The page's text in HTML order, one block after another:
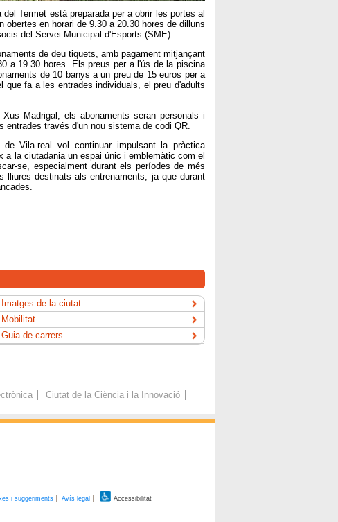
Termet està preparada per a obrir les portes al
obertes en horari de 9.30 a 20.30 hores de dilluns
del Servei Municipal d'Esports (SME).
de deu tiquets, amb pagament mitjançant
a 19.30 hores. Els preus per a l'ús de la piscina
de 10 banys a un preu de 15 euros per a
fa a les entrades individuals, el preu d'adults
Madrigal, els abonaments seran personals i
través d'un nou sistema de codi QR.
Vila-real vol continuar impulsant la pràctica
la ciutadania un espai únic i emblemàtic com el
se, especialment durant els períodes de més
lliures destinats als entrenaments, ja que durant
Imatges de la ciutat
Mobilitat
Guia de carrers
Ciutat de la Ciència i la Innovació
i suggeriments Avís legal Accessibilitat